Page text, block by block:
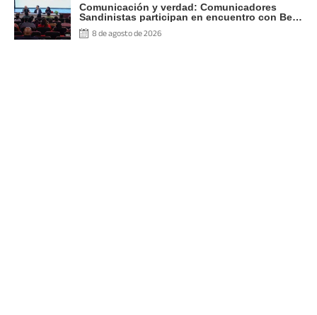
Comunicación y verdad: Comunicadores
Sandinistas participan en encuentro con Ben
Norton8 de agosto de 2026